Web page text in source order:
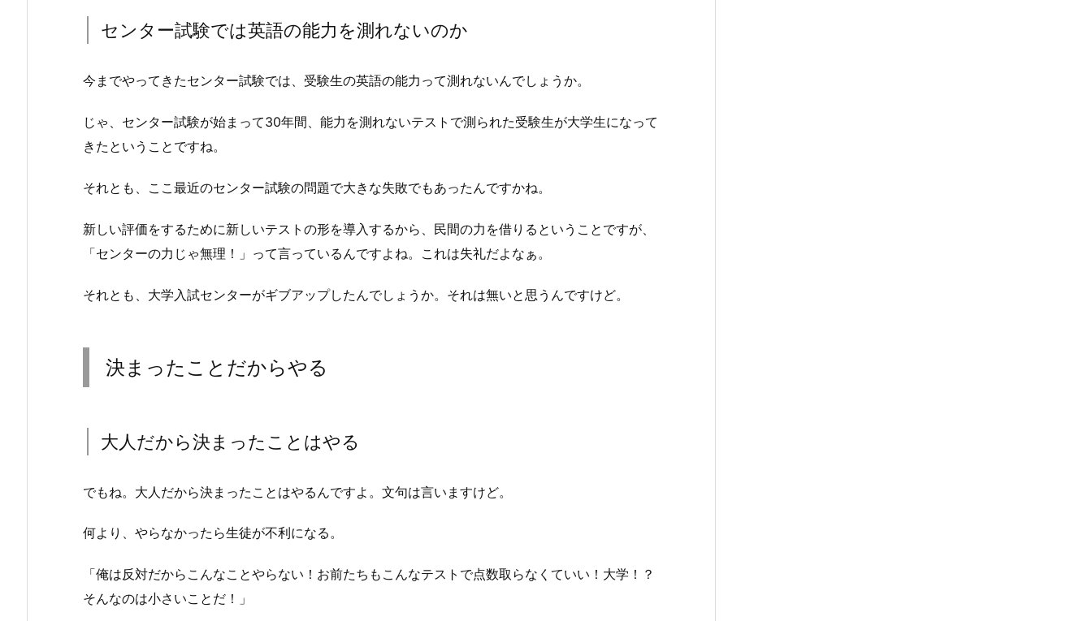
センター試験では英語の能力を測れないのか
今までやってきたセンター試験では、受験生の英語の能力って測れないんでしょうか。
じゃ、センター試験が始まって30年間、能力を測れないテストで測られた受験生が大学生になって
きたということですね。
それとも、ここ最近のセンター試験の問題で大きな失敗でもあったんですかね。
新しい評価をするために新しいテストの形を導入するから、民間の力を借りるということですが、
「センターの力じゃ無理！」って言っているんですよね。これは失礼だよなぁ。
それとも、大学入試センターがギブアップしたんでしょうか。それは無いと思うんですけど。
決まったことだからやる
大人だから決まったことはやる
でもね。大人だから決まったことはやるんですよ。文句は言いますけど。
何より、やらなかったら生徒が不利になる。
「俺は反対だからこんなことやらない！お前たちもこんなテストで点数取らなくていい！大学！？
そんなのは小さいことだ！」